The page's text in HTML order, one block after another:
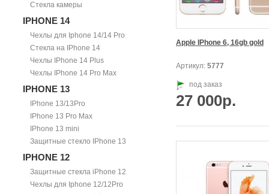
Стекла камеры
IPHONE 14
Чехлы для Iphone 14/14 Pro
Стекла на IPhone 14
Чехлы IPhone 14 Plus
Чехлы IPhone 14 Pro Max
IPHONE 13
IPhone 13/13Pro
IPhone 13 Pro Max
IPhone 13 mini
Защитные стекло IPhone 13
IPHONE 12
Защитные стекла iPhone 12
Чехлы для Iphone 12/12Pro
Apple IPhone 6, 16gb gold
Артикул: 5777
под заказ
27 000р.